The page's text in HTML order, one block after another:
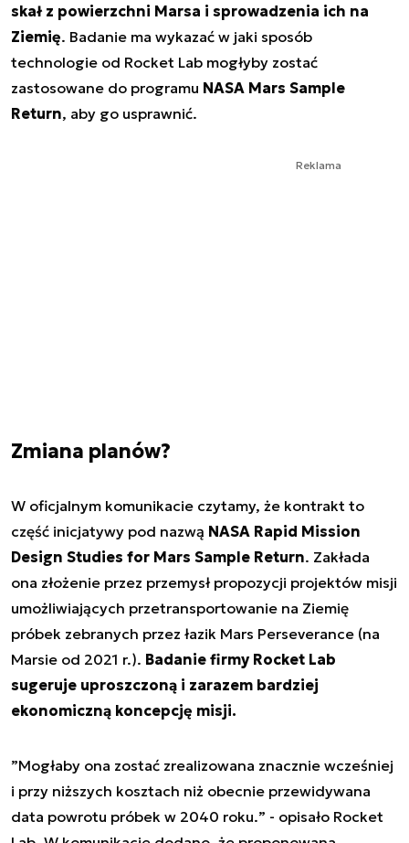
skał z powierzchni Marsa i sprowadzenia ich na
Ziemię. Badanie ma wykazać w jaki sposób
technologie od Rocket Lab mogłyby zostać
zastosowane do programu NASA Mars Sample
Return, aby go usprawnić.
Reklama
Zmiana planów?
W oficjalnym komunikacie czytamy, że kontrakt to
część inicjatywy pod nazwą NASA Rapid Mission
Design Studies for Mars Sample Return. Zakłada
ona złożenie przez przemysł propozycji projektów misji
umożliwiających przetransportowanie na Ziemię
próbek zebranych przez łazik Mars Perseverance (na
Marsie od 2021 r.). Badanie firmy Rocket Lab
sugeruje uproszczoną i zarazem bardziej
ekonomiczną koncepcję misji.
”Mogłaby ona zostać zrealizowana znacznie wcześniej
i przy niższych kosztach niż obecnie przewidywana
data powrotu próbek w 2040 roku.” - opisało Rocket